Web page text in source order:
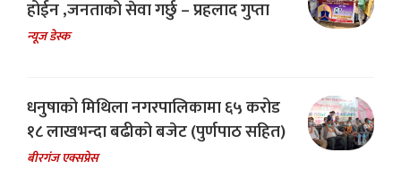
होईन ,जनताको सेवा गर्छु – प्रहलाद गुप्ता
न्यूज डेस्क
धनुषाको मिथिला नगरपालिकामा ६५ करोड
१८ लाखभन्दा बढीको बजेट (पुर्णपाठ सहित)
बीरगंज एक्सप्रेस